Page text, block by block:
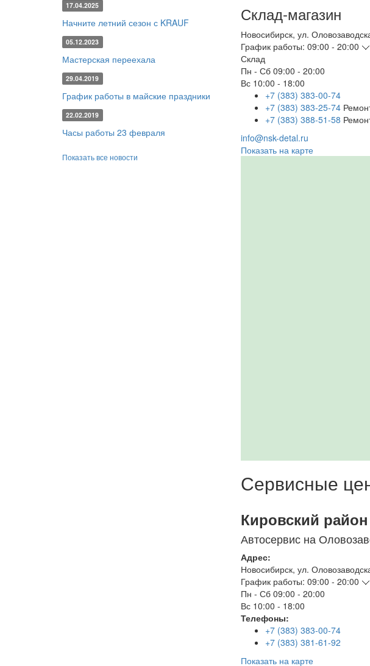
17.04.2025
Начните летний сезон с KRAUF
05.12.2023
Мастерская переехала
29.04.2019
График работы в майские праздники
22.02.2019
Часы работы 23 февраля
Показать все новости
Склад-магазин
Новосибирск, ул.
График работы: 09:00 - 20:00
Склад
Пн - Сб 09:00 - 20:00
Вс 10:00 - 18:00
+7 (383) 383-00-74
+7 (383) 383-25-74
+7 (383) 388-51-58
info@nsk-detal.ru
Показать на карте
Сервисные
Кировский район
Автосервис на
Адрес:
Новосибирск, ул.
График работы: 09:00 - 20:00
Пн - Сб 09:00 - 20:00
Вс 10:00 - 18:00
Телефоны:
+7 (383) 383-00-74
+7 (383) 381-61-92
Показать на карте